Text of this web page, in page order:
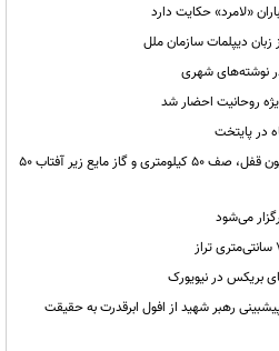
«لامرد» حکایت دارد
دیپلمات سازمان ملل
نوشته‌های شهری
روحانیت احضار شد
در پایتخت
ریمـدان در آستانه بحران؛ ۳ هزار کامیون قفل، صف ۵۰ کیلومتری و گاز مایع زیر آفتاب ۵۰
می‌شود
بریکس در نیویورک
رهبر شهید از افول ابرقدرت به حقیقت